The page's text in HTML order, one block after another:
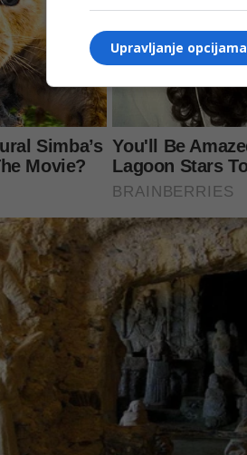
Upravljanje opcijama